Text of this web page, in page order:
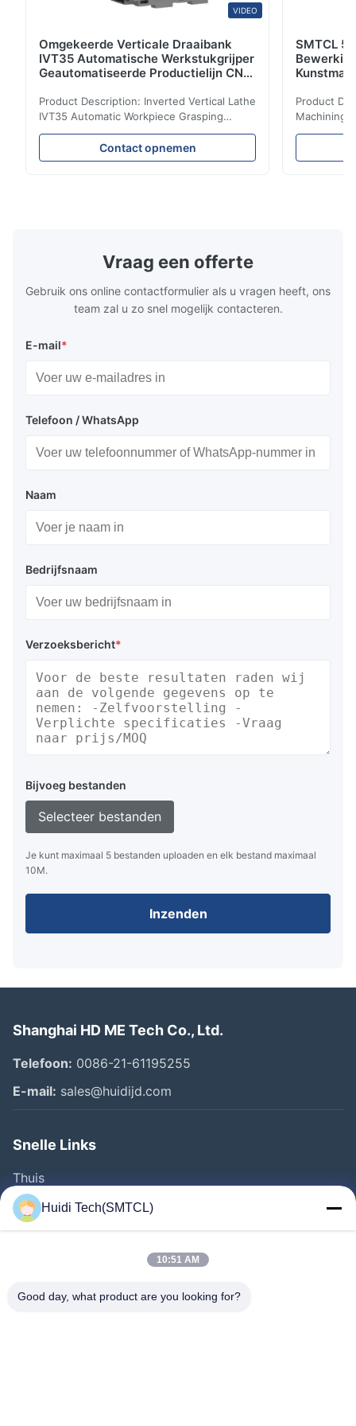
VIDEO
Omgekeerde Verticale Draaibank
IVT35 Automatische Werkstukgrijper
Geautomatiseerde Productielijn CNC
Product Description: Inverted Vertical Lathe
IVT35 Automatic Workpiece Grasping
Automated Production Line CNC Lathe
IVT35 automated production line stands
out with standardized modular design and
layout, it integrates turning, drilling and
boring for multi-process machining. Ideal
Contact opnemen
SMTCL 5
Product
Machining
Mineral
for the
Vraag een offerte
Gebruik ons online contactformulier als u vragen heeft, ons
team zal u zo snel mogelijk contacteren.
E-mail*
Telefoon / WhatsApp
Naam
Bedrijfsnaam
Verzoeksbericht*
Bijvoeg bestanden
Selecteer bestanden
Je kunt maximaal 5 bestanden uploaden en elk bestand maximaal
10M.
Inzenden
Shanghai HD ME Tech Co., Ltd.
Telefoon: 0086-21-61195255
E-mail: sales@huidijd.com
Snelle Links
Thuis
Producten
Videos
Fabrieksreis
Huidi Tech(SMTCL)
10:51 AM
Good day, what product are you looking for?